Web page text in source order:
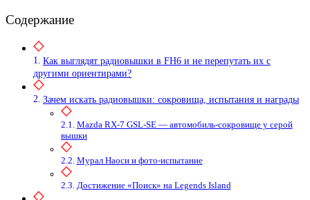
Содержание
Как выглядят радиовышки в FH6 и не перепутать их с
другими ориентирами?
Зачем искать радиовышки: сокровища, испытания и награды
Mazda RX-7 GSL-SE — автомобиль-сокровище у серой
вышки
Мурал Наоси и фото-испытание
Достижение «Поиск» на Legends Island